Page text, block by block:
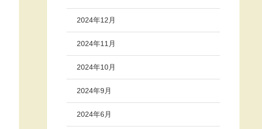
2024年12月
2024年11月
2024年10月
2024年9月
2024年6月